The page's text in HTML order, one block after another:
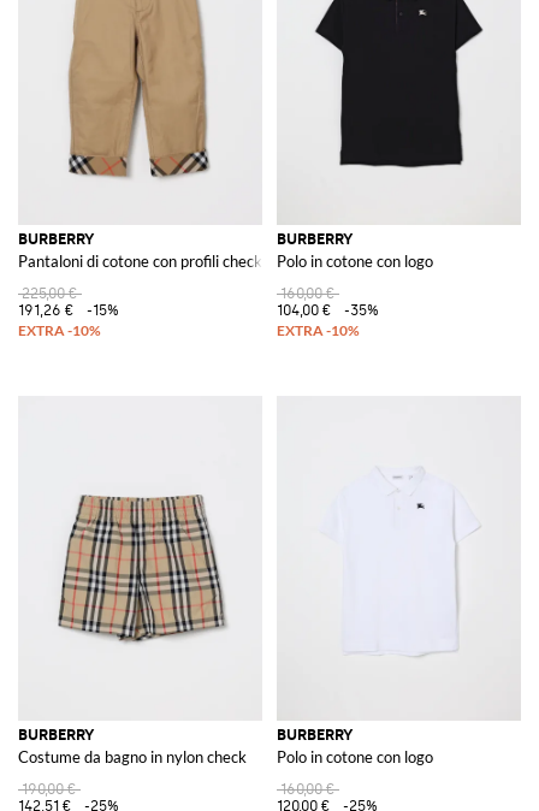
BURBERRY
Pantaloni di cotone con profili check
225,00 €
191,26 €
-15%
BURBERRY
Polo in cotone con logo
160,00 €
104,00 €
-35%
BURBERRY
Costume da bagno in nylon check
190,00 €
142,51 €
-25%
BURBERRY
Polo in cotone con logo
160,00 €
120,00 €
-25%